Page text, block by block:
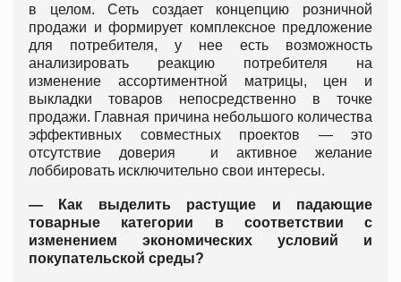
в целом. Сеть создает концепцию розничной
продажи и формирует комплексное предложение
для потребителя, у нее есть возможность
анализировать реакцию потребителя на
изменение ассортиментной матрицы, цен и
выкладки товаров непосредственно в точке
продажи. Главная причина небольшого количества
эффективных совместных проектов — это
отсутствие доверия и активное желание
лоббировать исключительно свои интересы.
— Как выделить растущие и падающие
товарные категории в соответствии с
изменением экономических условий и
покупательской среды?